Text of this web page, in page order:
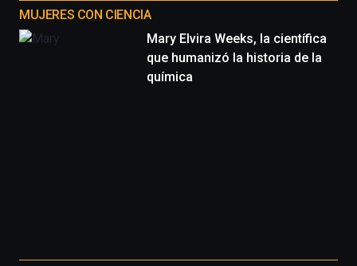
MUJERES CON CIENCIA
Mary Elvira Weeks, la científica
que humanizó la historia de la
química